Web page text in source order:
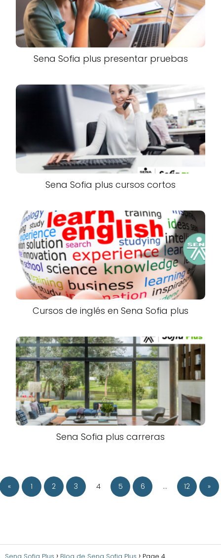
Sena Sofia plus presentar pruebas
Sena Sofia plus cursos cortos
Cursos de inglés en Sena Sofia plus
Sena Sofia plus carreras
« 1 2 3 4 5 6 … 12 »